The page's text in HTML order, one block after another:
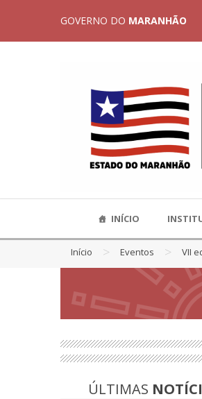
GOVERNO DO MARANHÃO
INÍCIO
Início > Eventos > VII
ÚLTIMAS